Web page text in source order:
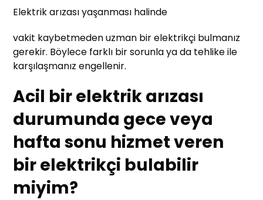
Elektrik arızası yaşanması halinde
vakit kaybetmeden uzman bir elektrikçi bulmanız
gerekir. Böylece farklı bir sorunla ya da tehlike ile
karşılaşmanız engellenir.
Acil bir elektrik arızası
durumunda gece veya
hafta sonu hizmet veren
bir elektrikçi bulabilir
miyim?